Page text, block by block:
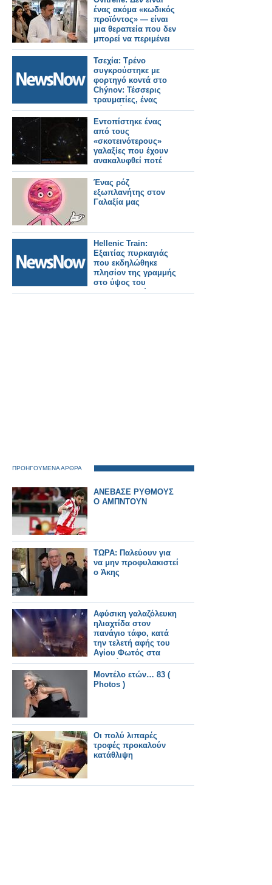
πυρκαγιάς.
ένας ακόμα «κωδικός
προϊόντος» — είναι
μια θεραπεία που δεν
μπορεί να περιμένει
Τσεχία: Τρένο
συγκρούστηκε με
φορτηγό κοντά στο
Chýnov: Τέσσερις
τραυματίες, ένας
σοβαρά.
Εντοπίστηκε ένας
από τους
«σκοτεινότερους»
γαλαξίες που έχουν
ανακαλυφθεί ποτέ
Ένας ρόζ
εξωπλανήτης στον
Γαλαξία μας
Hellenic Train:
Εξαιτίας πυρκαγιάς
που εκδηλώθηκε
πλησίον της γραμμής
στο ύψος του
Ευαγγελισμού
ΠΡΟΗΓΟΥΜΕΝΑ ΑΡΘΡΑ
ΑΝΕΒΑΣΕ ΡΥΘΜΟΥΣ
Ο ΑΜΠΝΤΟΥΝ
ΤΩΡΑ: Παλεύουν για
να μην προφυλακιστεί
ο Άκης
Αφύσικη γαλαζόλευκη
ηλιαχτίδα στον
πανάγιο τάφο, κατά
την τελετή αφής του
Αγίου Φωτός στα
Ιεροσόλυμα!
Μοντέλο ετών… 83 (
Photos )
Οι πολύ λιπαρές
τροφές προκαλούν
κατάθλιψη